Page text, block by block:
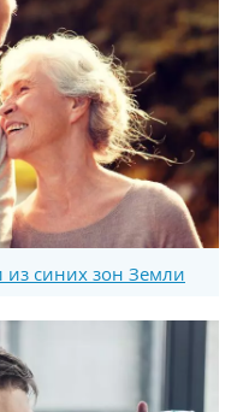
из синих зон Земли